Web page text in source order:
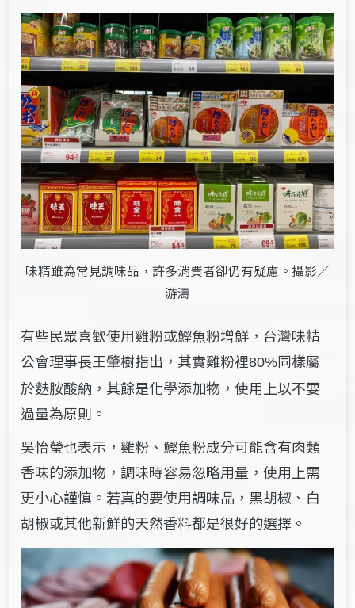
味精雖為常見調味品，許多消費者卻仍有疑慮。攝影／
游濤
有些民眾喜歡使用雞粉或鰹魚粉增鮮，台灣味精
公會理事長王肇樹指出，其實雞粉裡80%同樣屬
於麩胺酸納，其餘是化學添加物，使用上以不要
過量為原則。
吳怡瑩也表示，雞粉、鰹魚粉成分可能含有肉類
香味的添加物，調味時容易忽略用量，使用上需
更小心謹慎。若真的要使用調味品，黑胡椒、白
胡椒或其他新鮮的天然香料都是很好的選擇。